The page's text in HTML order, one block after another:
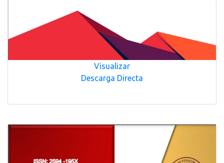
Visualizar
Descarga Directa